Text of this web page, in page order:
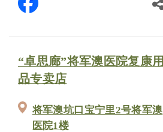
“卓思廊”将军澳医院复康用
品专卖店
将军澳坑口宝宁里2号将军澳
医院1楼